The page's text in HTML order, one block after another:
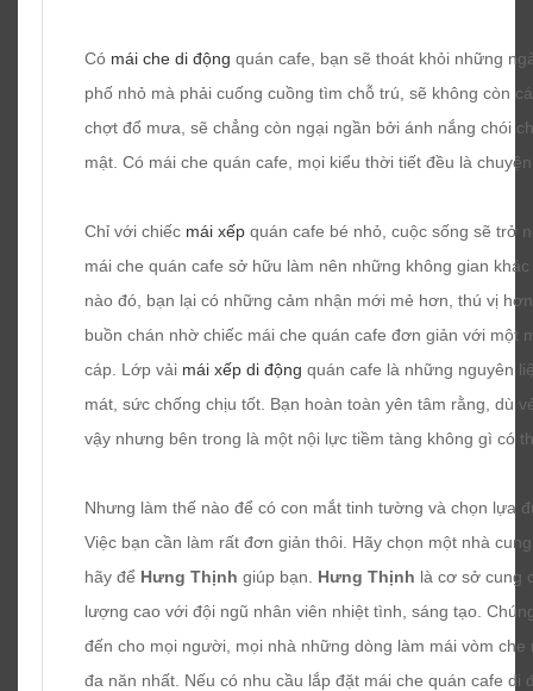
Có mái che di động quán cafe, bạn sẽ thoát khỏi những
phố nhỏ mà phải cuống cuồng tìm chỗ trú, sẽ không còn
chợt đổ mưa, sẽ chẳng còn ngại ngần bởi ánh nắng chói
mật. Có mái che quán cafe, mọi kiểu thời tiết đều là
Chỉ với chiếc mái xếp quán cafe bé nhỏ, cuộc sống sẽ trở
mái che quán cafe sở hữu làm nên những không gian
nào đó, bạn lại có những cảm nhận mới mẻ hơn, thú vị
buồn chán nhờ chiếc mái che quán cafe đơn giản với một
cáp. Lớp vải mái xếp di động quán cafe là những nguyên
mát, sức chống chịu tốt. Bạn hoàn toàn yên tâm rằng, dù
vậy nhưng bên trong là một nội lực tiềm tàng không gì có
Nhưng làm thế nào để có con mắt tinh tường và chọn lựa
Việc bạn cần làm rất đơn giản thôi. Hãy chọn một nhà
hãy để Hưng Thịnh giúp bạn. Hưng Thịnh là cơ sở cung
lượng cao với đội ngũ nhân viên nhiệt tình, sáng tạo.
đến cho mọi người, mọi nhà những dòng làm mái vòm
đa năn nhất. Nếu có nhu cầu lắp đặt mái che quán cafe